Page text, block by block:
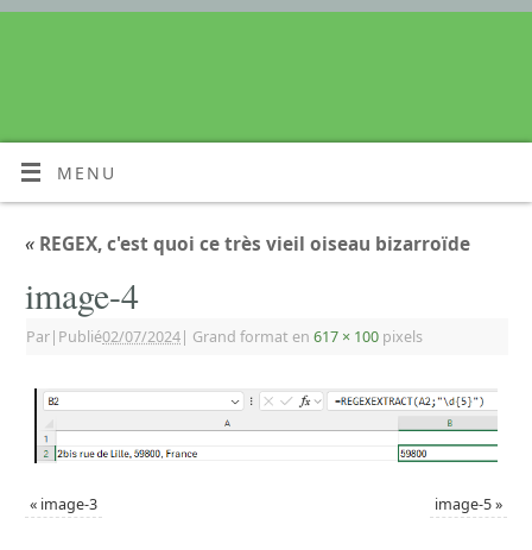
MENU
« REGEX, c'est quoi ce très vieil oiseau bizarroïde
image-4
Par| Publié02/07/2024| Grand format en 617 × 100 pixels
« image-3 image-5»